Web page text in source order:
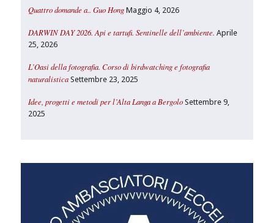
Quattro domande a.. Guo Hong Maggio 4, 2026
DARWIN DAY 2026. Api e tartufi. Sentinelle dell’ambiente. Aprile
25, 2026
L’Oasi della fotografia. Corso di birdwatching e fotografia
naturalistica Settembre 23, 2025
Idee, progetti e metodi per l’Alta Langa a Bergolo Settembre 9,
2025